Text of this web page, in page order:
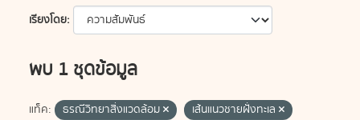
เรียงโดย
พบ 1 ชุดข้อมูล
แท็ค: ธรณีวิทยาสิ่งแวดล้อม
เส้นแนวชายฝั่งทะเล